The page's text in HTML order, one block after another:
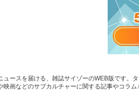
ースを届ける、雑誌サイゾーのWEB版です。
画などのサブカルチャーに関する記事やコラム